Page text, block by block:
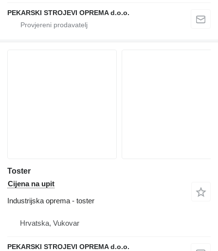
PEKARSKI STROJEVI OPREMA d.o.o.
Toster
Cijena na upit
Industrijska oprema - toster
Hrvatska, Vukovar
PEKARSKI STROJEVI OPREMA d.o.o.